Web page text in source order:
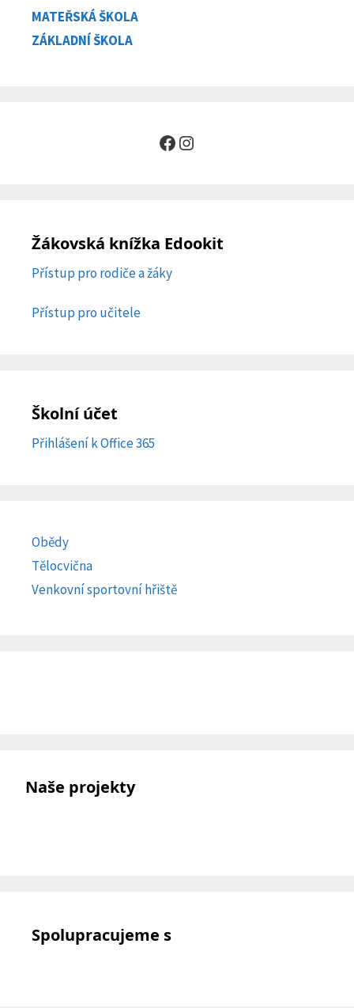
MATEŘSKÁ ŠKOLA
ZÁKLADNÍ ŠKOLA
Facebook
Instagram
Žákovská knížka Edookit
Přístup pro rodiče a žáky
Přístup pro učitele
Školní účet
Přihlášení k Office 365
Obědy
Tělocvična
Venkovní sportovní hřiště
Naše projekty
Spolupracujeme s